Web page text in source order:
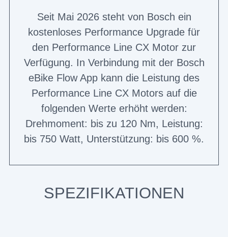
Seit Mai 2026 steht von Bosch ein
kostenloses Performance Upgrade für
den Performance Line CX Motor zur
Verfügung. In Verbindung mit der Bosch
eBike Flow App kann die Leistung des
Performance Line CX Motors auf die
folgenden Werte erhöht werden:
Drehmoment: bis zu 120 Nm, Leistung:
bis 750 Watt, Unterstützung: bis 600 %.
SPEZIFIKATIONEN